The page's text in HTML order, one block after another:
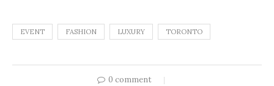
EVENT FASHION LUXURY TORONTO
0 comment